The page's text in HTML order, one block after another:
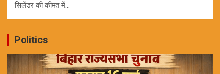
सिलेंडर की कीमत में…
Politics